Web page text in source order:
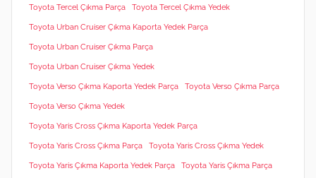
Toyota Tercel Çıkma Parça Toyota Tercel Çıkma Yedek
Toyota Urban Cruiser Çıkma Kaporta Yedek Parça
Toyota Urban Cruiser Çıkma Parça
Toyota Urban Cruiser Çıkma Yedek
Toyota Verso Çıkma Kaporta Yedek Parça Toyota Verso Çıkma Parça
Toyota Verso Çıkma Yedek
Toyota Yaris Cross Çıkma Kaporta Yedek Parça
Toyota Yaris Cross Çıkma Parça Toyota Yaris Cross Çıkma Yedek
Toyota Yaris Çıkma Kaporta Yedek Parça Toyota Yaris Çıkma Parça